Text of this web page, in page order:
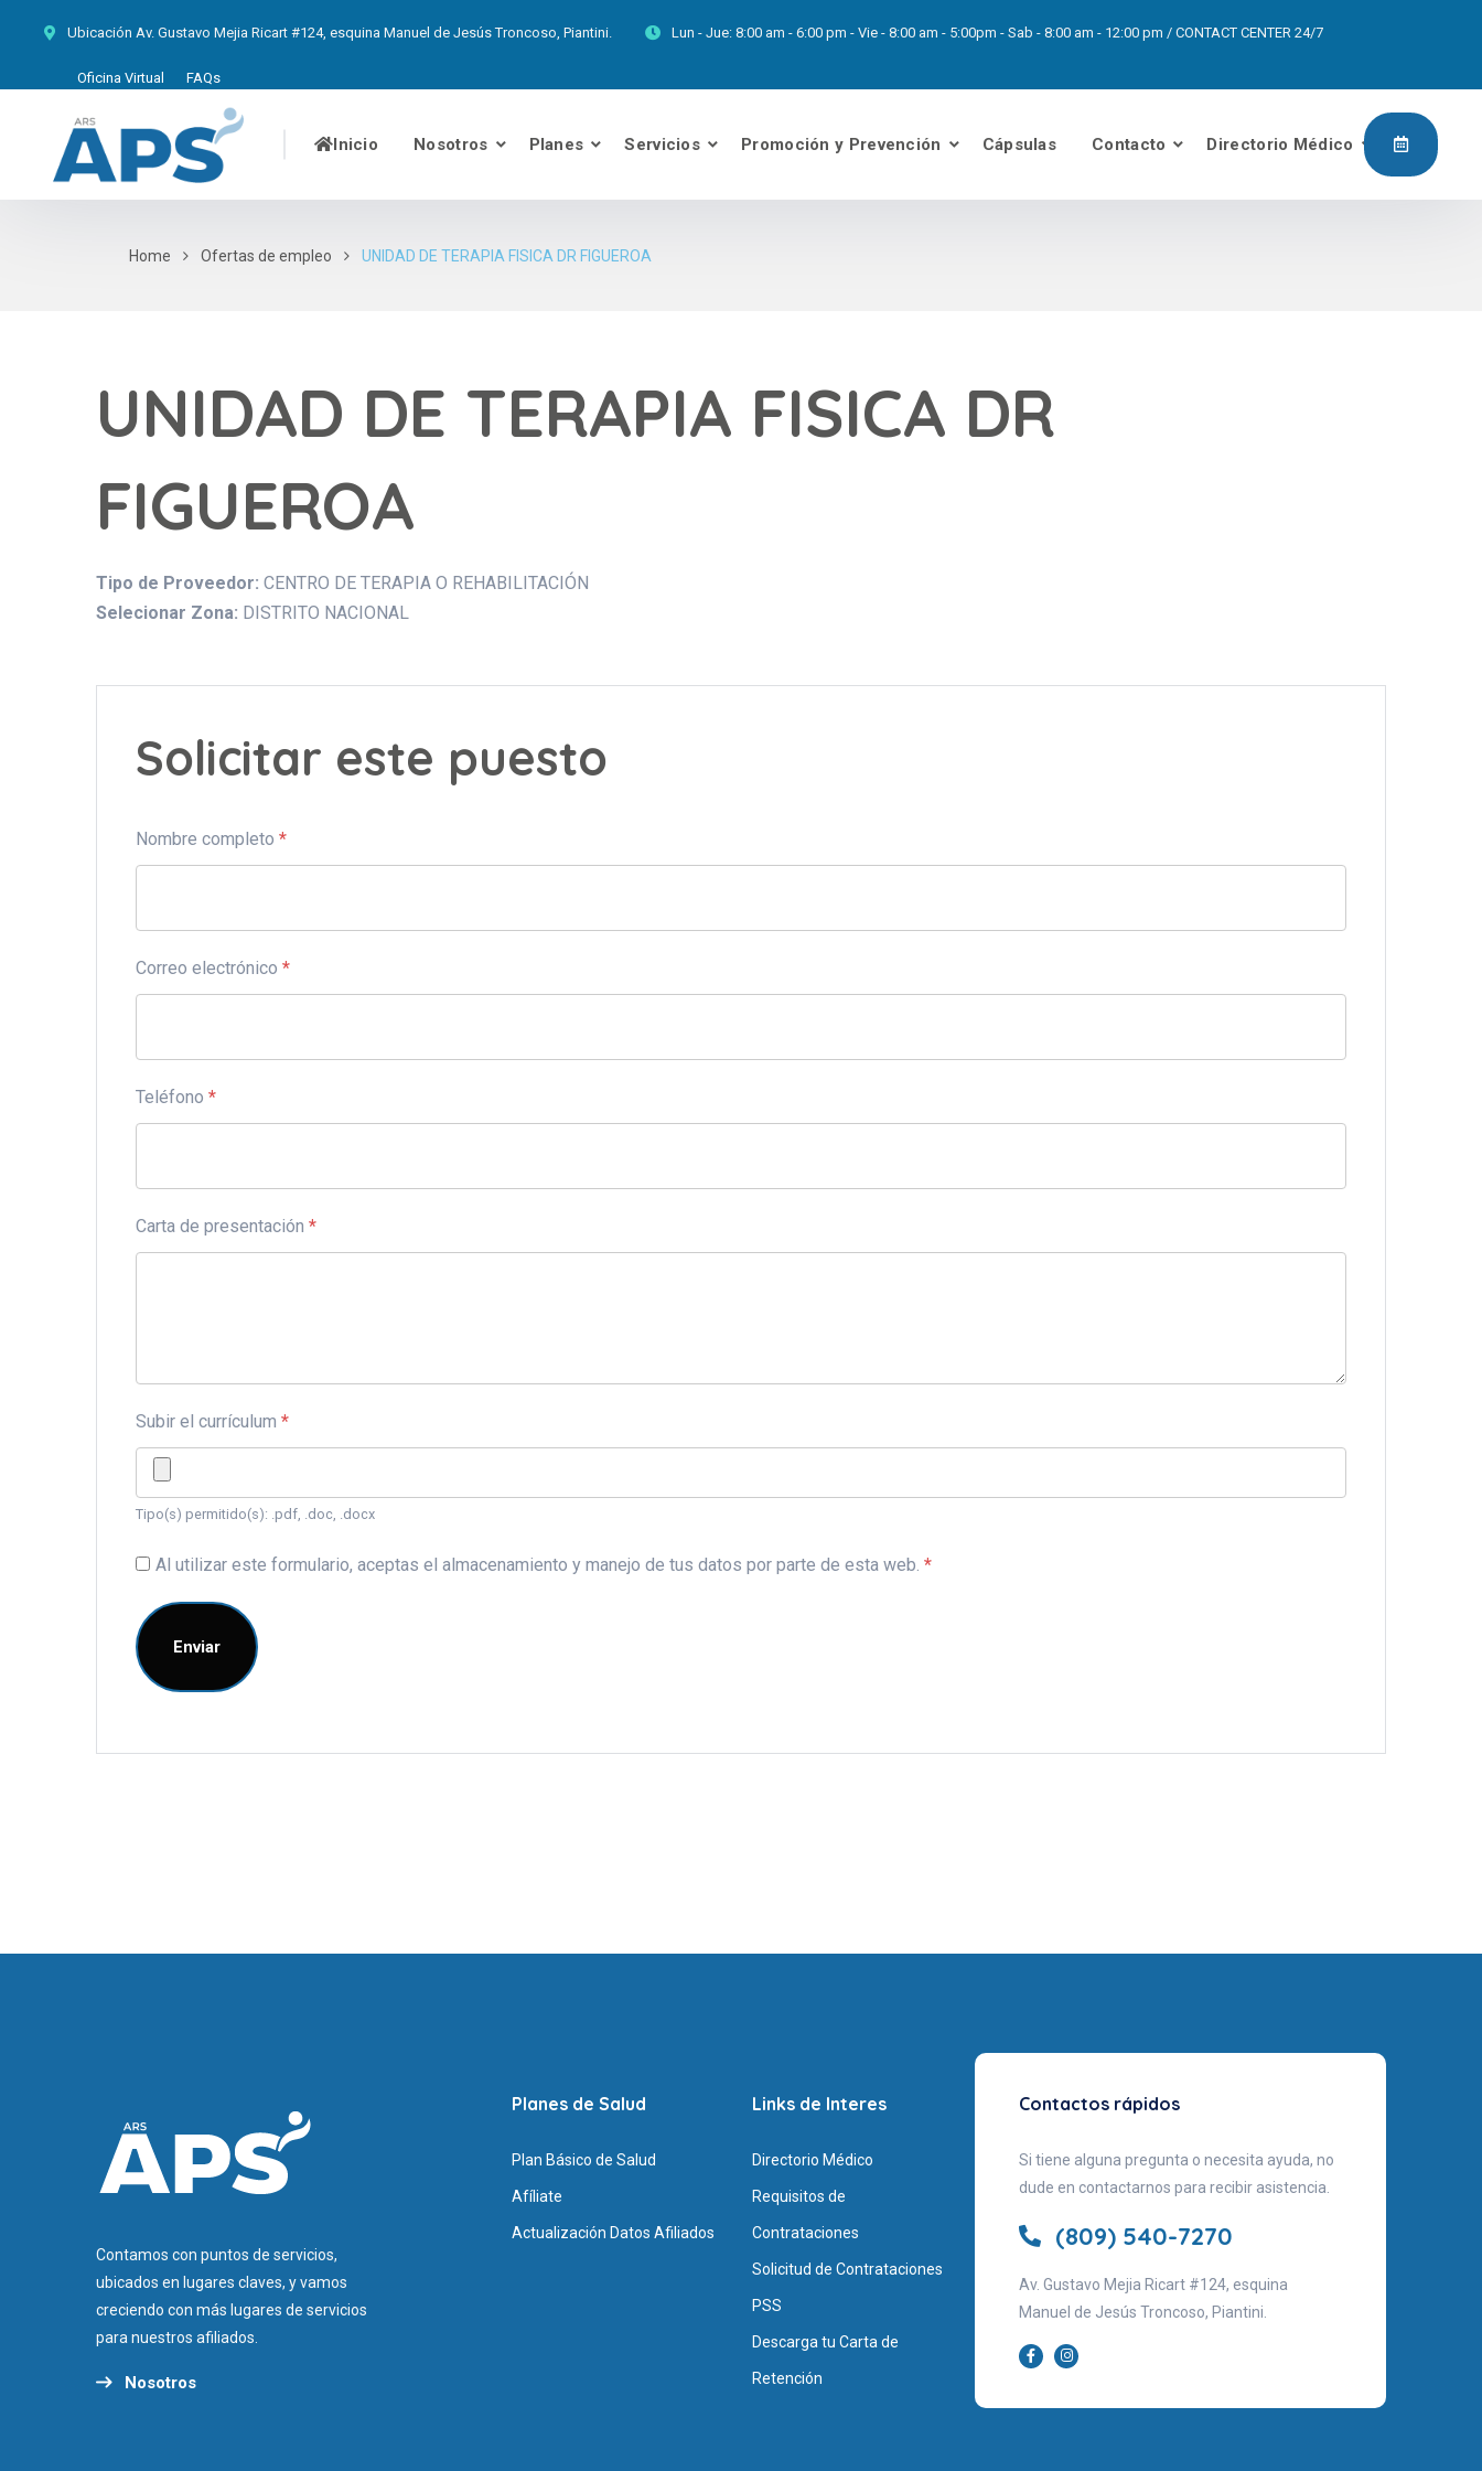
Ubicación Av. Gustavo Mejia Ricart #124, esquina Manuel de Jesús Troncoso, Piantini. Lun - Jue: 8:00 am - 6:00 pm - Vie - 8:00 am - 5:00pm - Sab - 8:00 am - 12:00 pm / CONTACT CENTER 24/7
Oficina Virtual FAQs
Inicio Nosotros Planes Servicios Promoción y Prevención Cápsulas Contacto Directorio Médico
Home Ofertas de empleo UNIDAD DE TERAPIA FISICA DR FIGUEROA
UNIDAD DE TERAPIA FISICA DR
FIGUEROA
Tipo de Proveedor: CENTRO DE TERAPIA O REHABILITACIÓN
Selecionar Zona: DISTRITO NACIONAL
Solicitar este puesto
Nombre completo *
Correo electrónico *
Teléfono *
Carta de presentación *
Subir el currículum *
Tipo(s) permitido(s): .pdf, .doc, .docx
Al utilizar este formulario, aceptas el almacenamiento y manejo de tus datos por parte de esta web. *
Contamos con puntos de servicios,
ubicados en lugares claves, y vamos
creciendo con más lugares de servicios
para nuestros afiliados.
Nosotros
Planes de Salud
Plan Básico de Salud
Afíliate
Actualización Datos Afiliados
Links de Interes
Directorio Médico
Requisitos de
Contrataciones
Solicitud de Contrataciones
PSS
Descarga tu Carta de
Retención
Contactos rápidos
Si tiene alguna pregunta o necesita ayuda, no
dude en contactarnos para recibir asistencia.
(809) 540-7270
Av. Gustavo Mejia Ricart #124, esquina
Manuel de Jesús Troncoso, Piantini.